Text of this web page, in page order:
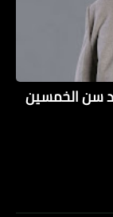
سن الخمسين